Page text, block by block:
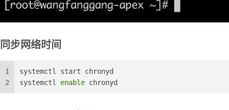
同步网络时间
1
2
systemctl start chronyd
systemctl enable chronyd